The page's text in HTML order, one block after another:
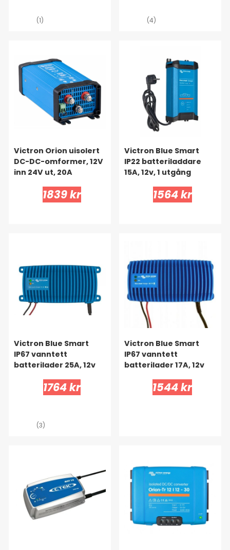
(1) (4)
Victron Orion uisolert
DC-DC-omformer, 12V
inn 24V ut, 20A
1839 kr
Victron Blue Smart
IP22 batteriladdare
15A, 12v, 1 utgång
1564 kr
Victron Blue Smart
IP67 vanntett
batterilader 25A, 12v
1764 kr
(3)
Victron Blue Smart
IP67 vanntett
batterilader 17A, 12v
1544 kr